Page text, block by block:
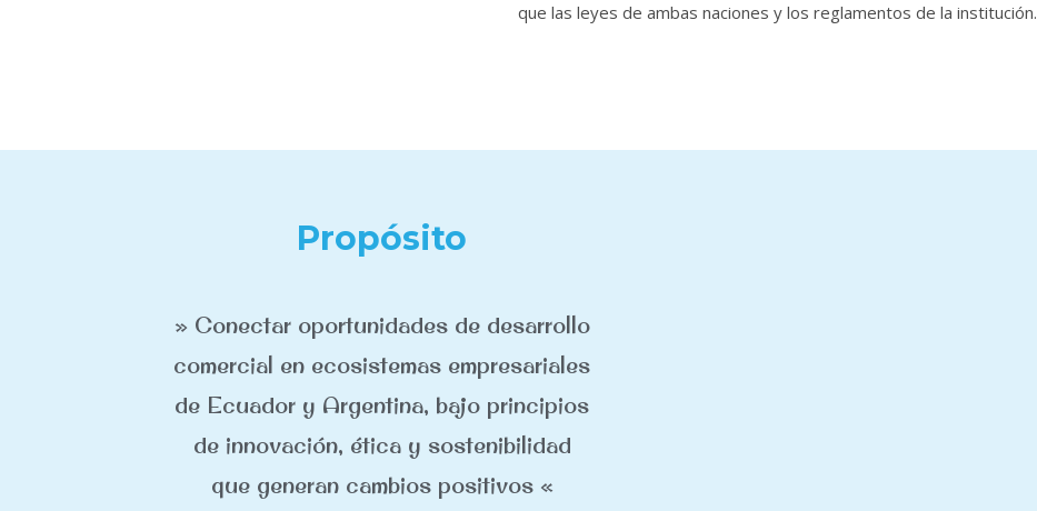
que las leyes de ambas naciones y los reglamentos de la institución.
Propósito
» Conectar oportunidades de desarrollo
comercial en ecosistemas empresariales
de Ecuador y Argentina, bajo principios
de innovación, ética y sostenibilidad
que generan cambios positivos «